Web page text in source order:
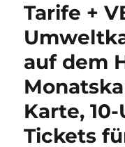
Tarife +
auf dem
Karte,
Tickets